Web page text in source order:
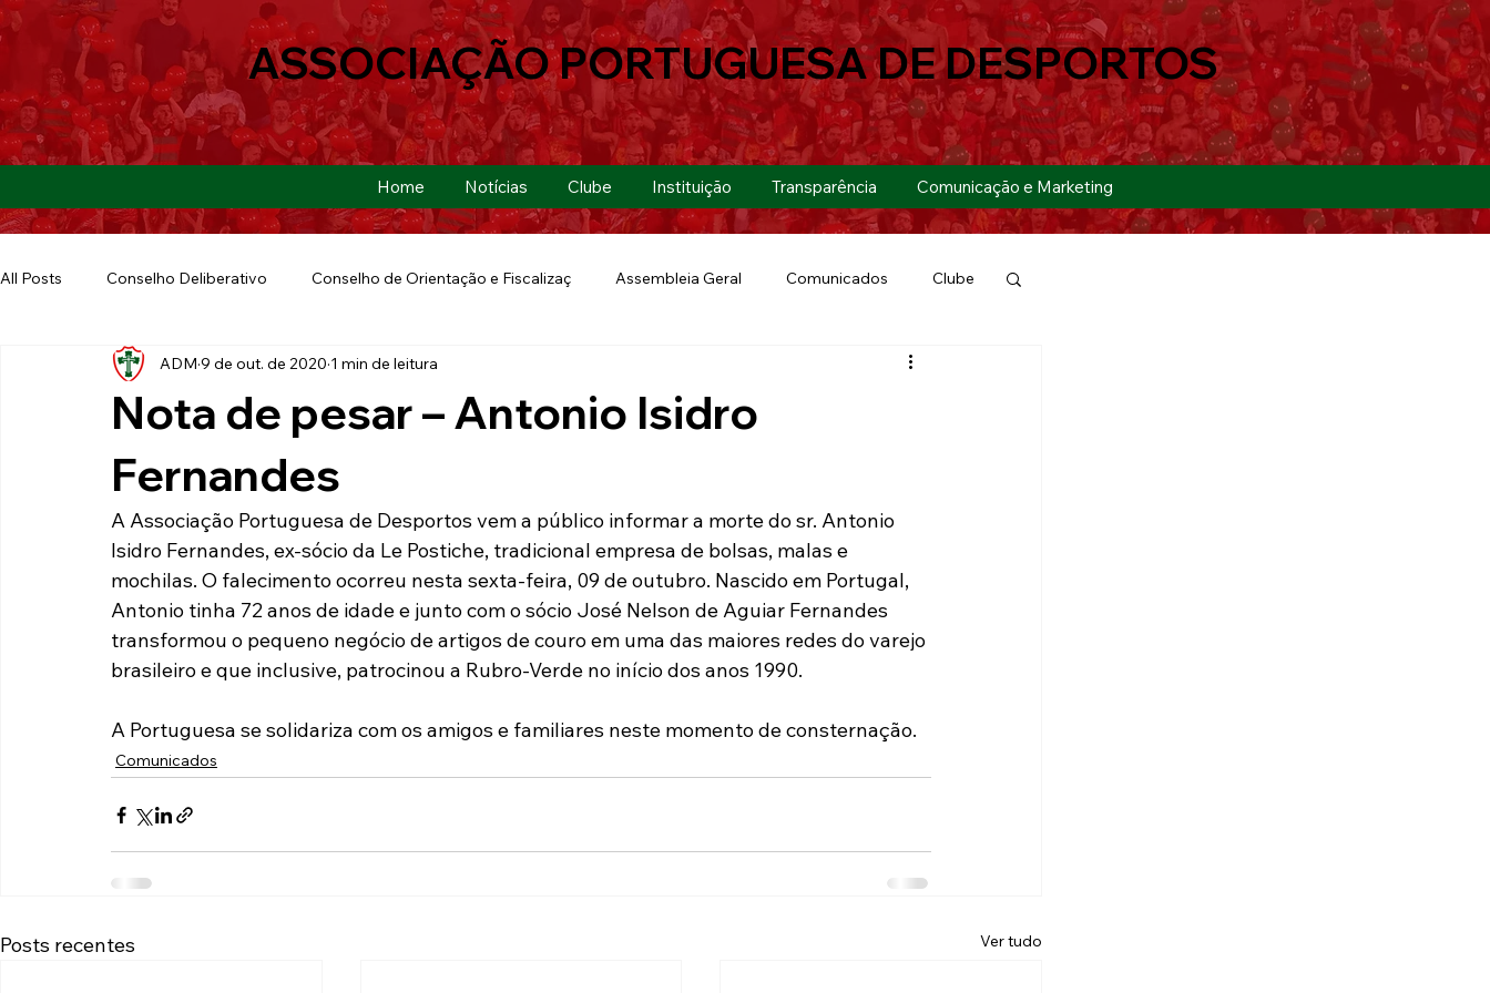
Home Notícias Clube Instituição Transparência Comunicação e Marketing
ASSOCIAÇÃO PORTUGUESA DE DESPORTOS
All Posts Conselho Deliberativo Conselho de Orientação e Fiscalizaç Assembleia Geral Comunicados Clube
Ação Social Futebol Americano Copa São Paulo
Paulista A2 2019 Portuguesas pelo Brasil Ouvidoria Modalidades Marketing Sócio-Torcedor
Tabelas Recuperação Judicial
Nota de pesar – Antonio Isidro
Fernandes
ADM 9 de out. de 2020 1 min de leitura
A Associação Portuguesa de Desportos vem a público informar a morte do sr. Antonio
Isidro Fernandes, ex-sócio da Le Postiche, tradicional empresa de bolsas, malas e
mochilas. O falecimento ocorreu nesta sexta-feira, 09 de outubro. Nascido em Portugal,
Antonio tinha 72 anos de idade e junto com o sócio José Nelson de Aguiar Fernandes
transformou o pequeno negócio de artigos de couro em uma das maiores redes do varejo
brasileiro e que inclusive, patrocinou a Rubro-Verde no início dos anos 1990.
A Portuguesa se solidariza com os amigos e familiares neste momento de consternação.
Comunicados
Posts recentes Ver tudo